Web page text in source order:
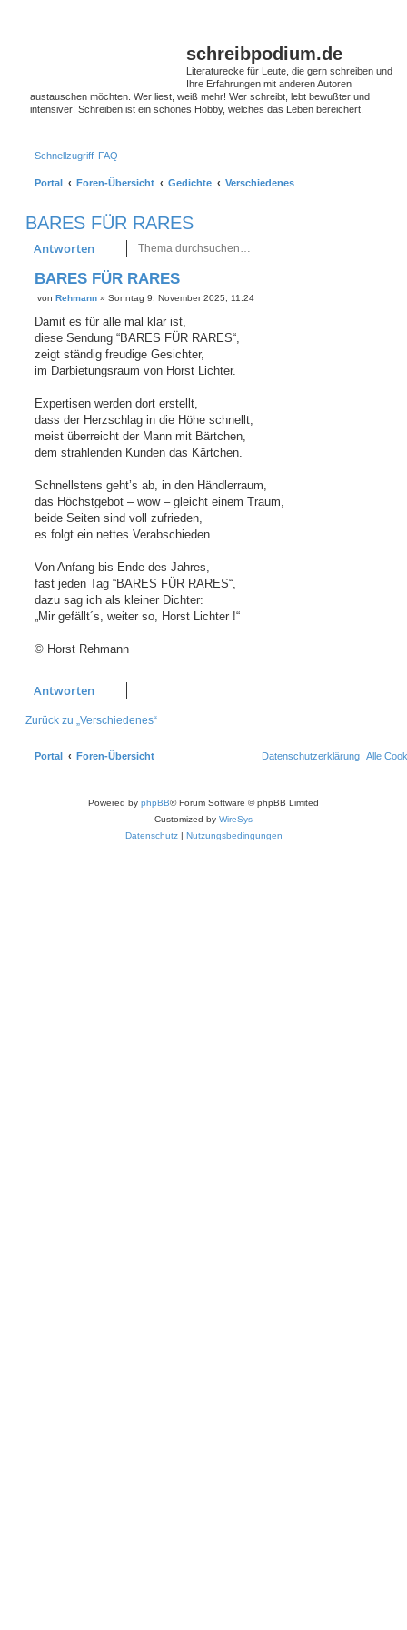
schreibpodium.de
Literaturecke für Leute, die gern schreiben und
Ihre Erfahrungen mit anderen Autoren
austauschen möchten. Wer liest, weiß mehr! Wer schreibt, lebt bewußter und
intensiver! Schreiben ist ein schönes Hobby, welches das Leben bereichert.
Schnellzugriff FAQ
Portal Foren-Übersicht Gedichte Verschiedenes
BARES FÜR RARES
Antworten
BARES FÜR RARES
B
r
a
von Rehmann » Sonntag 9. November 2025, 11:24
Damit es für alle mal klar ist,
diese Sendung “BARES FÜR RARES“,
zeigt ständig freudige Gesichter,
im Darbietungsraum von Horst Lichter.
Expertisen werden dort erstellt,
dass der Herzschlag in die Höhe schnellt,
meist überreicht der Mann mit Bärtchen,
dem strahlenden Kunden das Kärtchen.
Schnellstens geht’s ab, in den Händlerraum,
das Höchstgebot – wow – gleicht einem Traum,
beide Seiten sind voll zufrieden,
es folgt ein nettes Verabschieden.
Von Anfang bis Ende des Jahres,
fast jeden Tag “BARES FÜR RARES“,
dazu sag ich als kleiner Dichter:
„Mir gefällt´s, weiter so, Horst Lichter !“
© Horst Rehmann
Antworten
Zurück zu „Verschiedenes“
Portal Foren-Übersicht Alle
Datenschutzerklärung
Powered by phpBB® Forum Software © phpBB Limited
Customized by WireSys
Datenschutz| Nutzungsbedingungen